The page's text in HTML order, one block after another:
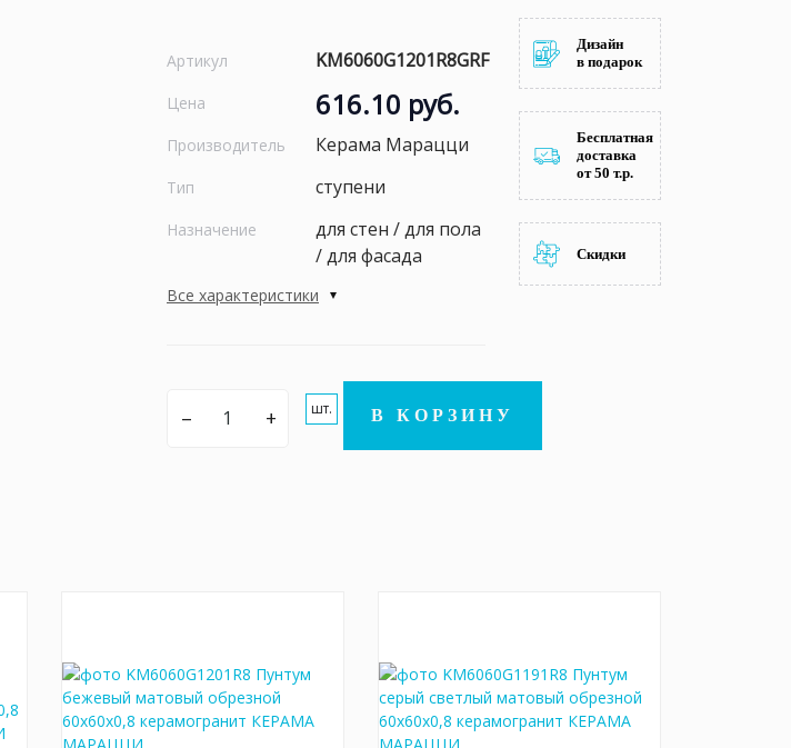
Артикул KM6060G1201R8GRF
Цена 616.10 руб.
Производитель Керама Марацци
Тип ступени
Назначение
для стен / для пола
/ для фасада
Все характеристики
– + шт. В КОРЗИНУ
Дизайн
в подарок
Бесплатная
доставка
от 50 т.р.
Скидки